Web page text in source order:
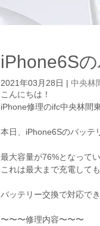
iPhone6S
2021年03月28日
中央林
こんにちは！
iPhone修理のifc中央林間
本日、iPhone6Sのバッテ
最大容量が76%となってい
これは最大まで充電して
バッテリー交換で対応で
〜〜〜修理内容〜〜〜